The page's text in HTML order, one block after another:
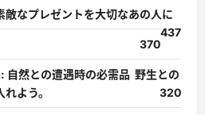
敵なプレゼントを大切なあの人に
437
370
自然との遭遇時の必需品 野生との
よう。
320